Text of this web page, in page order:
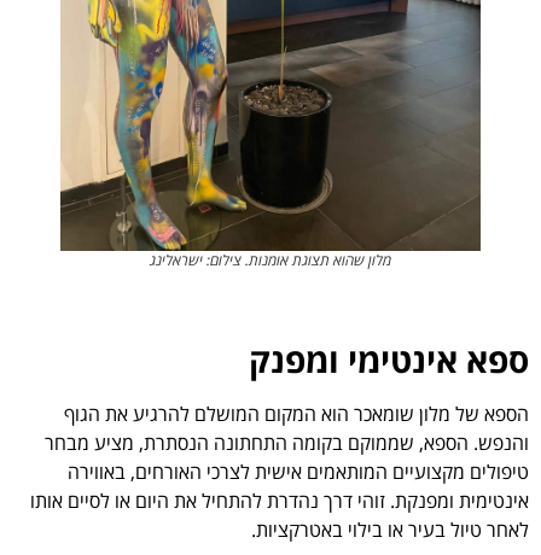
מלון שהוא תצוגת אומנות. צילום: ישראלינג
ספא אינטימי ומפנק
הספא של מלון שומאכר הוא המקום המושלם להרגיע את הגוף
והנפש. הספא, שממוקם בקומה התחתונה הנסתרת, מציע מבחר
טיפולים מקצועיים המותאמים אישית לצרכי האורחים, באווירה
אינטימית ומפנקת. זוהי דרך נהדרת להתחיל את היום או לסיים אותו
לאחר טיול בעיר או בילוי באטרקציות.